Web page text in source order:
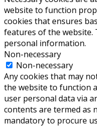
website to function
cookies that ensures
features of the website.
personal information.
Non-necessary
Non-necessary
Any cookies that may
the website to function
user personal data via
contents are termed as
mandatory to procure